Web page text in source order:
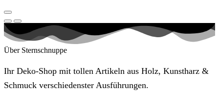
Über Sternschnuppe
Ihr Deko-Shop mit tollen Artikeln aus Holz, Kunstharz &
Schmuck verschiedenster Ausführungen.